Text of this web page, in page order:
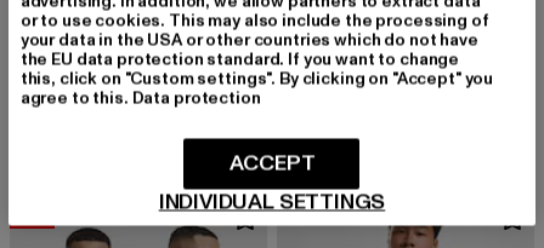
KARL KANI
3-Pack Essential
65,69 EUR
Derzeitiger Preis: 65,69 EUR
89,99 EURAktionspreis: 89,99 EUR
KARL KANI
Small Signature Essential
or to use cookies. This may also include the processing of
your data in the USA or other countries which do not have
the EU data protection standard. If you want to change
this, click on "Custom settings". By clicking on "Accept" you
agree to this. Data protection
INDIVIDUAL SETTINGS
ACCEPT